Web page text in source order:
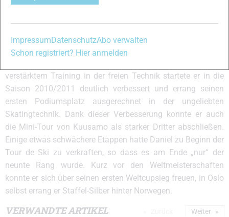
Achter und feierte dabei einen Etappensieg und einen
fünften Rang. Seinen größten internationalen Erfolg errang
er bei den Olympischen Spielen, wo er Gold mit der Staffel
verstärktem Training in der freien Technik startete er in die
Saison 2010/2011 deutlich verbessert und errang seinen
ersten Podiumsplatz ausgerechnet in der ungeliebten
Skatingtechnik. Dank dieser Verbesserung konnte er auch
die Mini-Tour von Kuusamo als starker Dritter abschließen.
Einige etwas schwächere Etappen hatte Daniel zu Beginn der
Tour de Ski zu verkraften, so dass es am Ende „nur“ der
neunte Rang wurde. Kurz vor den Weltmeisterschaften
konnte er sich über seinen ersten Weltcupsieg freuen, in Oslo
selbst errang er Staffel-Silber hinter Norwegen.
VERWANDTE ARTIKEL Weiter
Impressum DatenschutzAbo verwalten
Schon registriert? Hier anmelden